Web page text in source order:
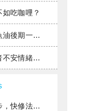
吃咖哩？
這些懷孕禁忌，你也信嗎？
如何轉移？
自主決定善終